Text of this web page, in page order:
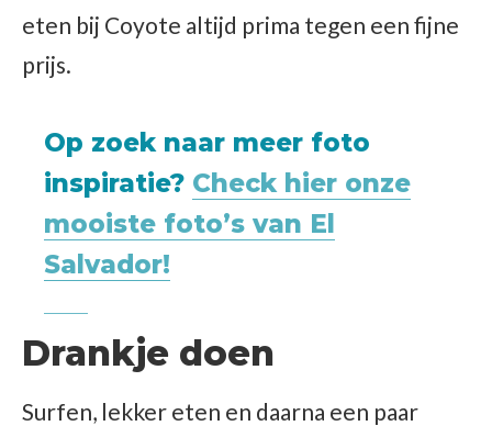
eten bij Coyote altijd prima tegen een fijne
prijs.
Op zoek naar meer foto
inspiratie? Check hier onze
mooiste foto’s van El
Salvador!
Drankje doen
Surfen, lekker eten en daarna een paar